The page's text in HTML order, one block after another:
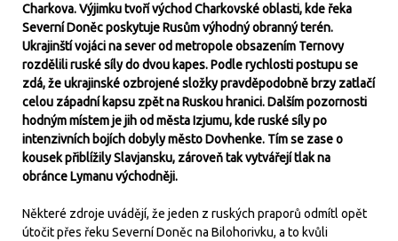
Charkova. Výjimku tvoří východ Charkovské oblasti, kde řeka
Severní Doněc poskytuje Rusům výhodný obranný terén.
Ukrajinští vojáci na sever od metropole obsazením Ternovy
rozdělili ruské síly do dvou kapes. Podle rychlosti postupu se
zdá, že ukrajinské ozbrojené složky pravděpodobně brzy zatlačí
celou západní kapsu zpět na Ruskou hranici. Dalším pozornosti
hodným místem je jih od města Izjumu, kde ruské síly po
intenzivních bojích dobyly město Dovhenke. Tím se zase o
kousek přiblížily Slavjansku, zároveň tak vytvářejí tlak na
obránce Lymanu východněji.
Některé zdroje uvádějí, že jeden z ruských praporů odmítl opět
útočit přes řeku Severní Doněc na Bilohorivku, a to kvůli